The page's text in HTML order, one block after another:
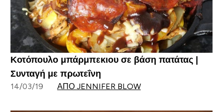
Κοτόπουλο μπάρμπεκιου σε βάση πατάτας |
Συνταγή με πρωτεΐνη
14/03/19 ΑΠΌ JENNIFER BLOW